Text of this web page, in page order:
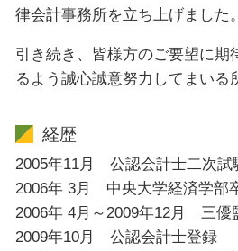
律会計事務所を立ち上げました。
引き続き、皆様方のご要望に期
るよう誠心誠意努力してまいる
経歴
2005年11月 公認会計士二次試
2006年 3月 中央大学経済学部
2006年 4月～2009年12月 三優
2009年10月 公認会計士登録